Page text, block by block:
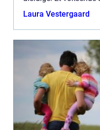
fanget særlig
Laura Vestergaard